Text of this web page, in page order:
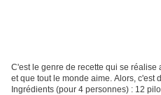
C'est le genre de recette qui se
et que tout le monde aime. Alors, c'est
Ingrédients (pour 4 personnes) : 12